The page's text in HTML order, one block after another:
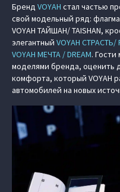
Бренд VOYAH стал частью
свой модельный ряд:
VOYAH ТАЙШАН/ TAISHAN,
элегантный VOYAH СТРАСТЬ/
VOYAH МЕЧТА / DREAM. Гости
моделями бренда, оценить
комфорта, который VOYAH
автомобилей на новых